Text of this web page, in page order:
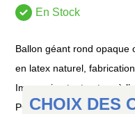
En Stock
Ballon géant rond opaque
en latex naturel,
Impression tout autour à
PC de 1 ballon
CHOIX DES